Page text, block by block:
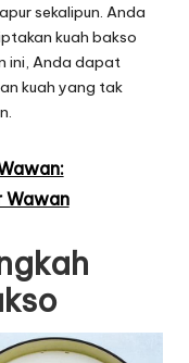
sekalipun. Anda
kuah bakso
ini, Anda dapat
kuah yang tak
Wawan